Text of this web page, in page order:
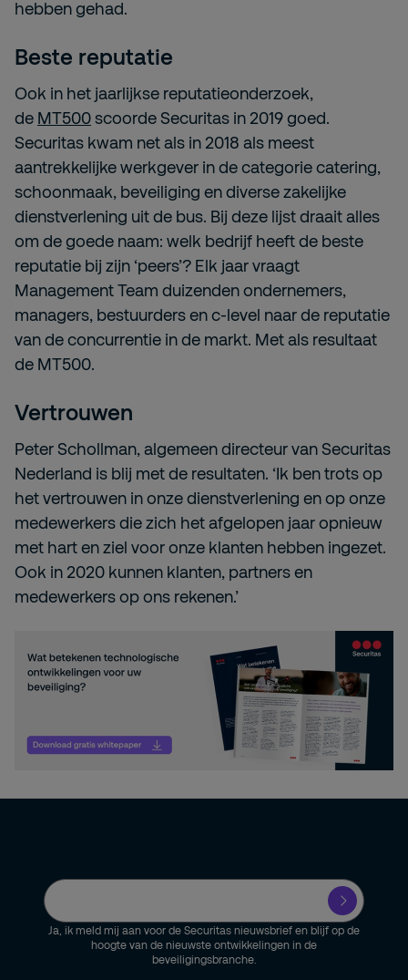
hebben gehad.
Beste reputatie
Ook in het jaarlijkse reputatieonderzoek,
de MT500scoorde Securitas in 2019 goed.
Securitas kwam net als in 2018 als meest
aantrekkelijke werkgever in de categorie catering,
schoonmaak, beveiliging en diverse zakelijke
dienstverlening uit de bus. Bij deze lijst draait alles
om de goede naam: welk bedrijf heeft de beste
reputatie bij zijn ‘peers’? Elk jaar vraagt
Management Team duizenden ondernemers,
managers, bestuurders en c-level naar de reputatie
van de concurrentie in de markt. Met als resultaat
de MT500.
Vertrouwen
Peter Schollman, algemeen directeur van Securitas
Nederland is blij met de resultaten. ‘Ik ben trots op
het vertrouwen in onze dienstverlening en op onze
medewerkers die zich het afgelopen jaar opnieuw
met hart en ziel voor onze klanten hebben ingezet.
Ook in 2020 kunnen klanten, partners en
medewerkers op ons rekenen.’
Ja, ik meld mij aan voor de Securitas nieuwsbrief en blijf op de
hoogte van de nieuwste ontwikkelingen in de
beveiligingsbranche.